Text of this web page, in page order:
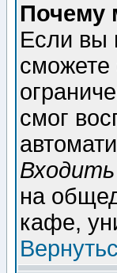
Почему
Если вы
сможете
смог
на
кафе,